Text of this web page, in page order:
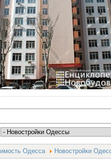
Одесса Новостройки